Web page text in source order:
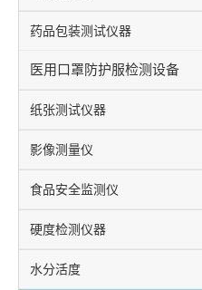
药品包装测试仪器
医用口罩防护服检测设备
纸张测试仪器
影像测量仪
食品安全监测仪
硬度检测仪器
水分活度